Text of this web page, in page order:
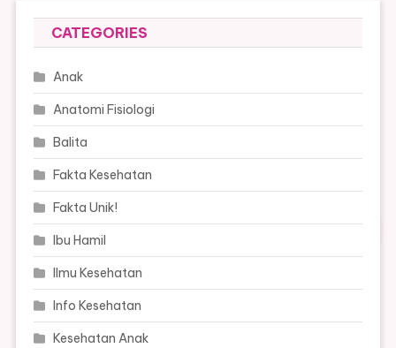
CATEGORIES
Anak
Anatomi Fisiologi
Balita
Fakta Kesehatan
Fakta Unik!
Ibu Hamil
Ilmu Kesehatan
Info Kesehatan
Kesehatan Anak